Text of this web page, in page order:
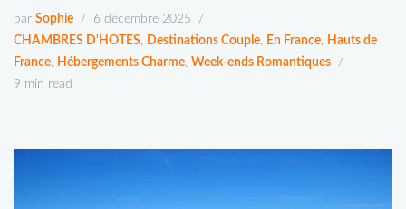
par Sophie
6 décembre 2025
CHAMBRES D'HOTES, Destinations Couple, En France, Hauts de
France, Hébergements Charme, Week-ends Romantiques
9 min read